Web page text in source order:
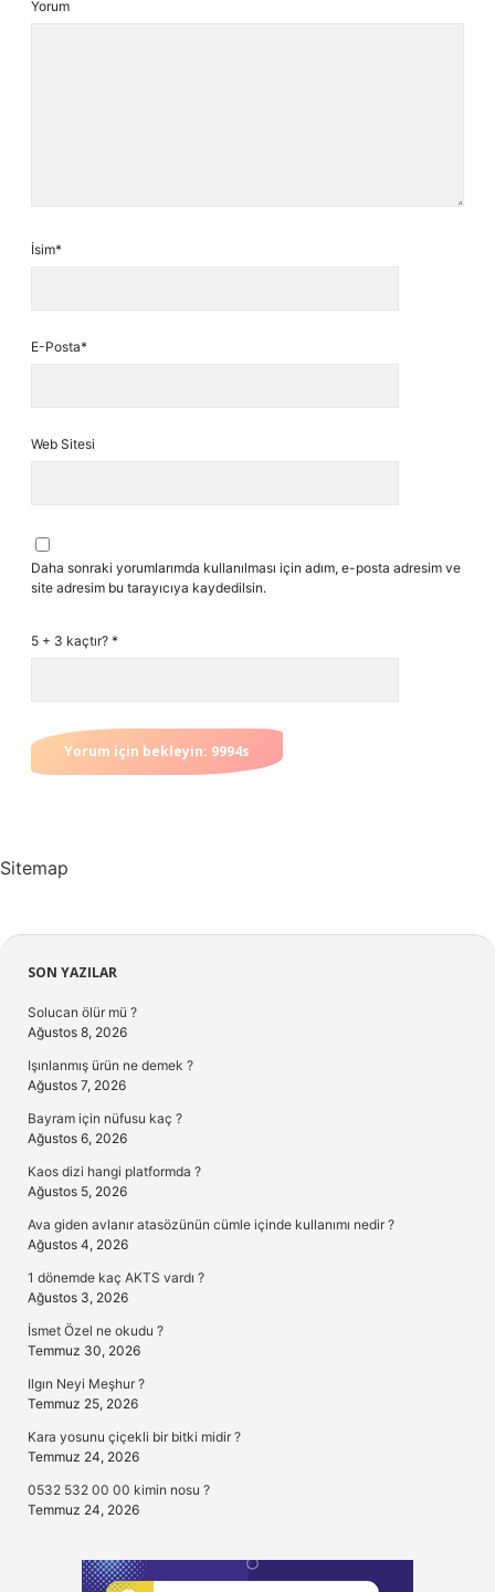
Yorum
İsim*
E-Posta*
Web Sitesi
Daha sonraki yorumlarımda kullanılması için adım, e-posta adresim ve
site adresim bu tarayıcıya kaydedilsin.
5 + 3 kaçtır? *
Sitemap
Sidebar
SON YAZILAR
Solucan ölür mü ?
Ağustos 8, 2026
Işınlanmış ürün ne demek ?
Ağustos 7, 2026
Bayram için nüfusu kaç ?
Ağustos 6, 2026
Kaos dizi hangi platformda ?
Ağustos 5, 2026
Ava giden avlanır atasözünün cümle içinde kullanımı nedir ?
Ağustos 4, 2026
1 dönemde kaç AKTS vardı ?
Ağustos 3, 2026
İsmet Özel ne okudu ?
Temmuz 30, 2026
Ilgın Neyi Meşhur ?
Temmuz 25, 2026
Kara yosunu çiçekli bir bitki midir ?
Temmuz 24, 2026
0532 532 00 00 kimin nosu ?
Temmuz 24, 2026